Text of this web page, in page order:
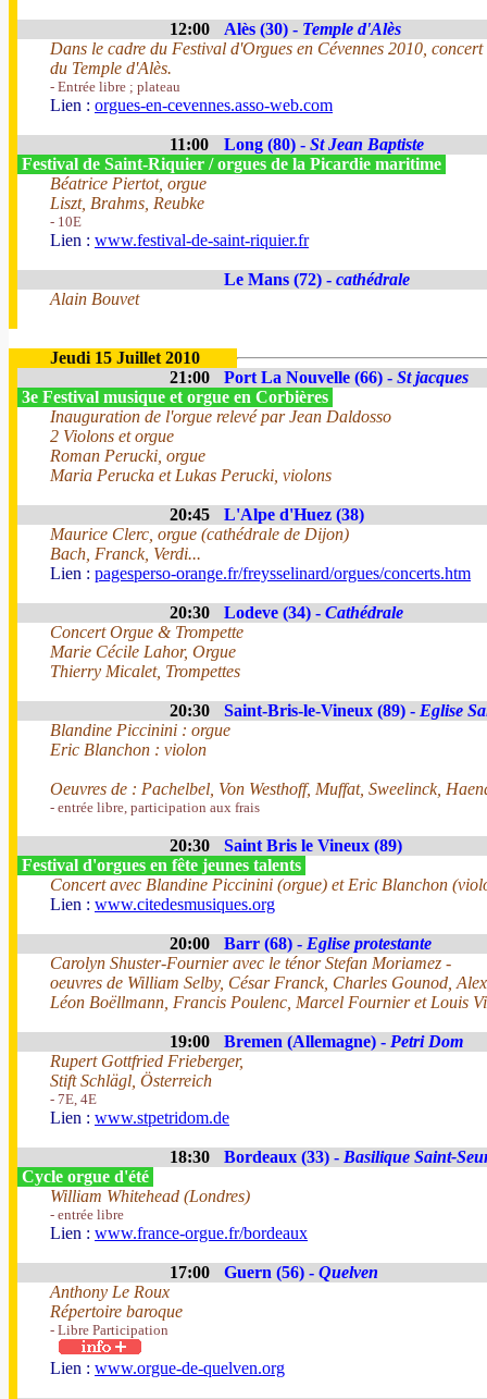
12:00 Alès (30) - Temple d'Alès
Dans le cadre du Festival d'Orgues en Cévennes 2010,
du Temple d'Alès.
- Entrée libre ; plateau
Lien : orgues-en-cevennes.asso-web.com
11:00 Long (80) - St Jean Baptiste
Festival de Saint-Riquier / orgues de la Picardie maritime
Béatrice Piertot, orgue
Liszt, Brahms, Reubke
- 10E
Lien : www.festival-de-saint-riquier.fr
Le Mans (72) - cathédrale
Alain Bouvet
Jeudi 15 Juillet 2010
21:00
Port La Nouvelle (66) - St jacques
3e Festival musique et orgue en Corbières
Inauguration de l'orgue relevé par Jean Daldosso
2 Violons et orgue
Roman Perucki, orgue
Maria Perucka et Lukas Perucki, violons
20:45
L'Alpe d'Huez (38)
Maurice Clerc, orgue (cathédrale de Dijon)
Bach, Franck, Verdi...
Lien : pagesperso-orange.fr/freysselinard/orgues/concerts.htm
20:30 Lodeve (34) - Cathédrale
Concert Orgue & Trompette
Marie Cécile Lahor, Orgue
Thierry Micalet, Trompettes
20:30 Saint-Bris-le-Vineux (89) - Eglise
Blandine Piccinini : orgue
Eric Blanchon : violon
Oeuvres de : Pachelbel, Von Westhoff, Muffat, Sweelinck,
- entrée libre, participation aux frais
20:30
Saint Bris le Vineux (89)
Festival d'orgues en fête jeunes talents
Concert avec Blandine Piccinini (orgue) et Eric Blanchon
Lien : www.citedesmusiques.org
20:00 Barr (68) - Eglise protestante
Carolyn Shuster-Fournier avec le ténor Stefan Moriamez -
oeuvres de William Selby, César Franck, Charles Gounod,
Léon Boëllmann, Francis Poulenc, Marcel Fournier et Louis
19:00 Bremen (Allemagne) - Petri Dom
Rupert Gottfried Frieberger,
Stift Schlägl, Österreich
- 7E, 4E
Lien : www.stpetridom.de
18:30 Bordeaux (33) - Basilique Saint-
Cycle orgue d'été
William Whitehead (Londres)
- entrée libre
Lien : www.france-orgue.fr/bordeaux
17:00 Guern (56) - Quelven
Anthony Le Roux
Répertoire baroque
- Libre Participation
Lien : www.orgue-de-quelven.org